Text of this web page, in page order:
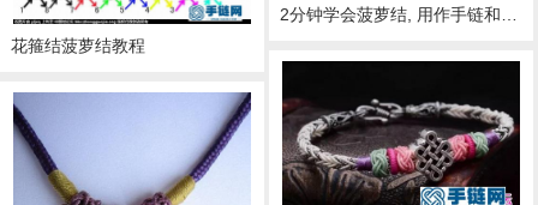
花箍结菠萝结教程
2分钟学会菠萝结, 用作手链和挂饰的配件, 初学者也能轻松上手